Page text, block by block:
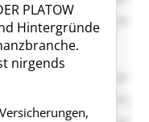
PLATOW
Hintergründe
nirgends